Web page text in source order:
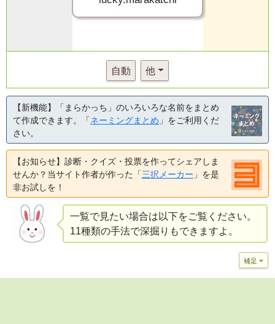
自動 他
【新機能】「まらかっち」のいろいろな名前をまとめ
て作成できます。「ネーミングまとめ 」をご利用くだ
さい。
【お知らせ】診断・クイズ・投票を作ってシェアしま
せんか？当サイト作者が作った「三択メーカー 」を是
非お試しを！
一覧で見たい場合は以下をご覧ください。
11種類の手法で深掘りもできますよ。
補足